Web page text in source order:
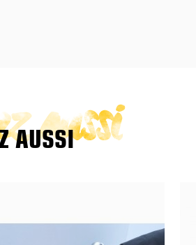
AUSSI
aussi